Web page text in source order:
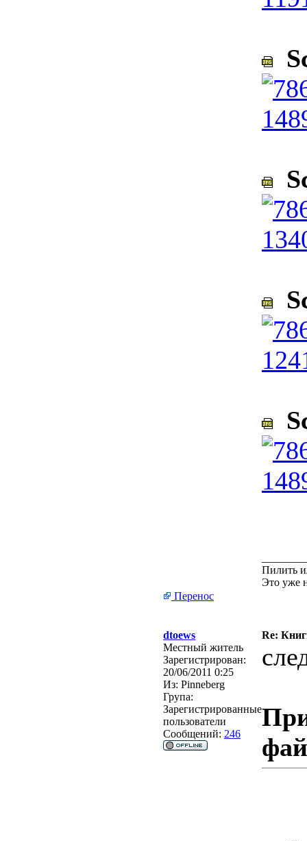
Пилить
Это уже
Перенос
dtoews
Re:
Местный житель
Зарегистрирован:
20/06/2011 0:25
Из: Pinneberg
Група:
Зарегистрированные
пользователи
Сообщений: 246